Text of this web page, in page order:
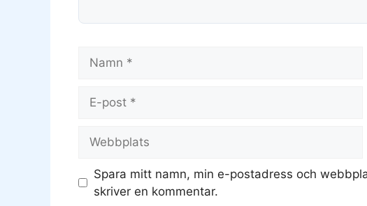
post
Spara mitt namn, min e-postadress och
skriver en kommentar.